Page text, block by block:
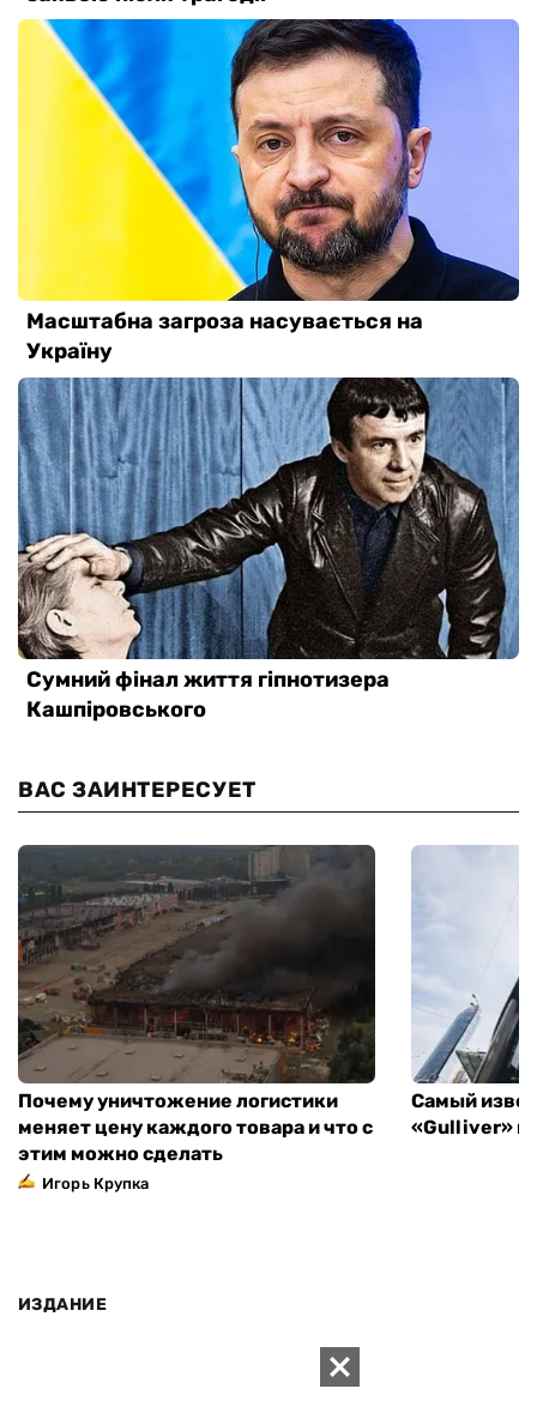
ВАС ЗАИНТЕРЕСУЕТ
Почему уничтожение логистики
меняет цену каждого товара и что с
этим можно сделать
Игорь Крупка
Самый
«Gulliver»
ИЗДАНИЕ